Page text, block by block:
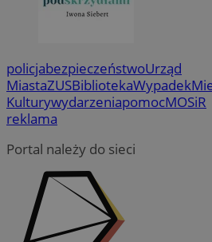
policjabezpieczeństwoUrząd
MiastaZUSBibliotekaWypadek
KulturywydarzeniapomocMOSiR
reklama
Portal należy do sieci